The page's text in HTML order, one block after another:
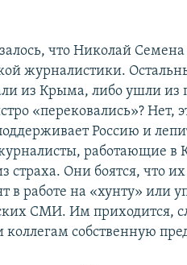
что Николай
журналистики.
из Крыма, либо ушли из
«перековались»? Нет,
Россию и
работающие в
страха. Они боятся, что
в работе на «хунту» или
СМИ. Им приходится,
коллегам собственную